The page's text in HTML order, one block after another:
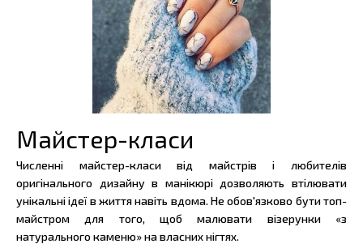
Майстер-класи
Численні майстер-класи від майстрів і любителів
оригінального дизайну в манікюрі дозволяють втілювати
унікальні ідеї в життя навіть вдома. Не обов'язково бути топ-
майстром для того, щоб малювати візерунки «з
натурального каменю» на власних нігтях.